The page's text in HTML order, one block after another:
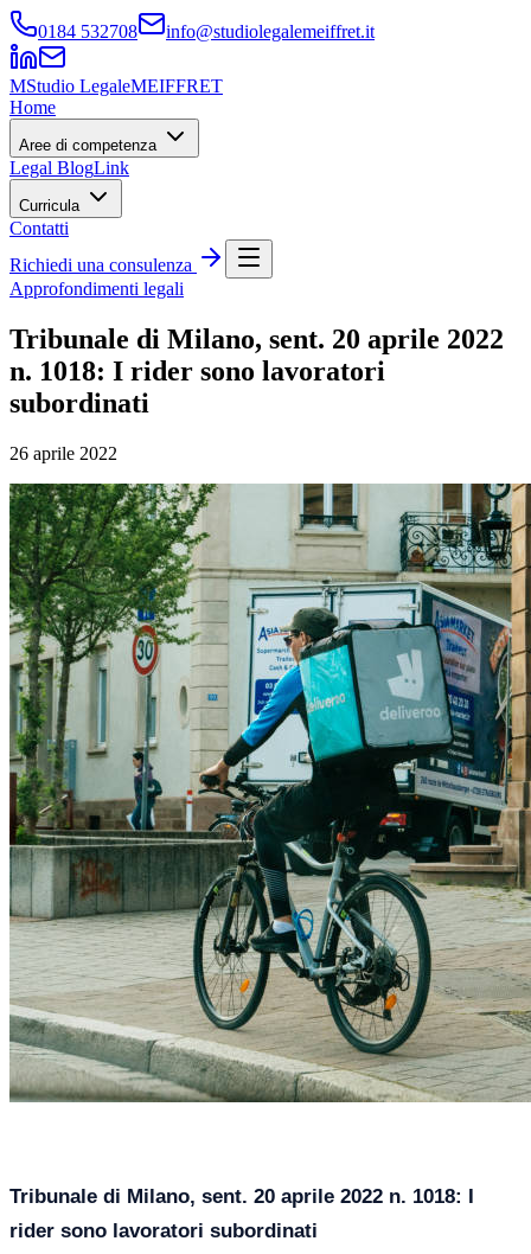
0184 532708 info@studiolegalemeiffret.it
MStudio LegaleMEIFFRET
Home
Aree di competenza
Legal BlogLink
Curricula
Contatti
Richiedi una consulenza
Approfondimenti legali
Tribunale di Milano, sent. 20 aprile 2022
n. 1018: I rider sono lavoratori
subordinati
26 aprile 2022
Tribunale di Milano, sent. 20 aprile 2022 n. 1018: I
rider sono lavoratori subordinati